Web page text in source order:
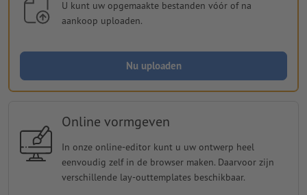
U kunt uw opgemaakte bestanden vóór of na
aankoop uploaden.
Nu uploaden
Online vormgeven
In onze online-editor kunt u uw ontwerp heel
eenvoudig zelf in de browser maken. Daarvoor zijn
verschillende lay-outtemplates beschikbaar.